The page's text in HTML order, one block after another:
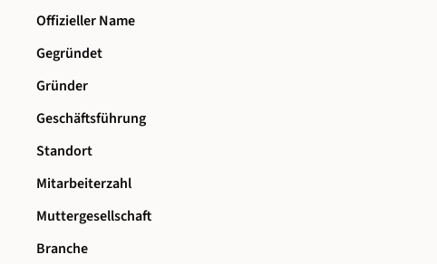
Offizieller Name
Gegründet
Gründer
Geschäftsführung
Standort
Mitarbeiterzahl
Muttergesellschaft
Branche